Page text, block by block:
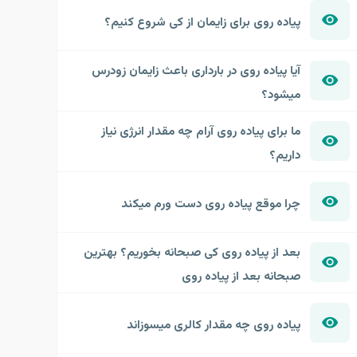
پیاده روی برای زایمان از کی شروع کنیم؟
آیا پیاده روی در بارداری باعث زایمان زودرس
میشود؟
ما برای پیاده روی آرام چه مقدار انرژی نیاز
داریم؟
چرا موقع پیاده روی دست ورم میکند
بعد از پیاده روی کی صبحانه بخوریم؟ بهترین
صبحانه بعد از پیاده روی
پیاده روی چه مقدار کالری میسوزاند